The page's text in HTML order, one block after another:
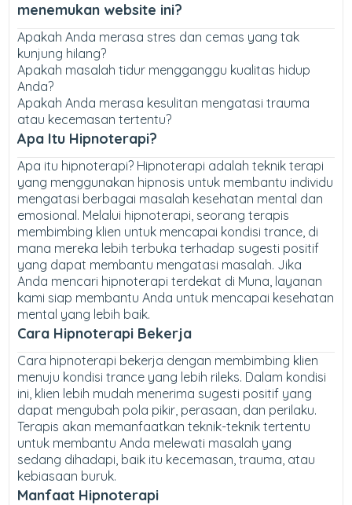
menemukan website ini?
Apakah Anda merasa stres dan cemas yang tak
kunjung hilang?
Apakah masalah tidur mengganggu kualitas hidup
Anda?
Apakah Anda merasa kesulitan mengatasi trauma
atau kecemasan tertentu?
Apa Itu Hipnoterapi?
Apa itu hipnoterapi? Hipnoterapi adalah teknik terapi
yang menggunakan hipnosis untuk membantu individu
mengatasi berbagai masalah kesehatan mental dan
emosional. Melalui hipnoterapi, seorang terapis
membimbing klien untuk mencapai kondisi trance, di
mana mereka lebih terbuka terhadap sugesti positif
yang dapat membantu mengatasi masalah. Jika
Anda mencari hipnoterapi terdekat di Muna, layanan
kami siap membantu Anda untuk mencapai kesehatan
mental yang lebih baik.
Cara Hipnoterapi Bekerja
Cara hipnoterapi bekerja dengan membimbing klien
menuju kondisi trance yang lebih rileks. Dalam kondisi
ini, klien lebih mudah menerima sugesti positif yang
dapat mengubah pola pikir, perasaan, dan perilaku.
Terapis akan memanfaatkan teknik-teknik tertentu
untuk membantu Anda melewati masalah yang
sedang dihadapi, baik itu kecemasan, trauma, atau
kebiasaan buruk.
Manfaat Hipnoterapi